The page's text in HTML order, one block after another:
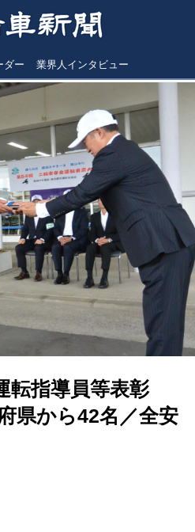
ダー 業界人インタビュー
転指導員等表彰
県から42名／全安